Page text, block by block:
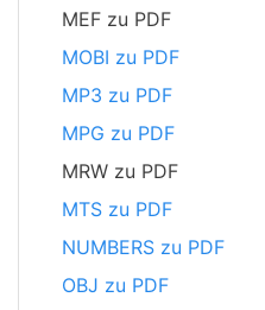
MEF zu PDF
MOBI zu PDF
MP3 zu PDF
MPG zu PDF
MRW zu PDF
MTS zu PDF
NUMBERS zu PDF
OBJ zu PDF